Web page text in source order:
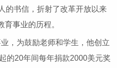
的书信，折射了改革开放以来
事业的历程。
，为鼓励老师和学生，他创立
的20年间每年捐款2000美元奖